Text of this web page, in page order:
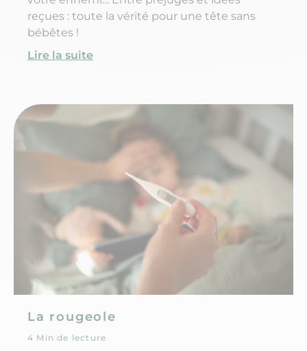
reçues : toute la vérité pour une tête sans
bébêtes !
Lire la suite
La rougeole
4 Min de lecture